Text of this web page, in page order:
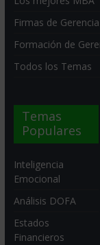
Firmas de Gerencia
Formación de
Todos los Temas
Temas
Populares
Inteligencia
Emocional
Análisis DOFA
Estados
Financieros